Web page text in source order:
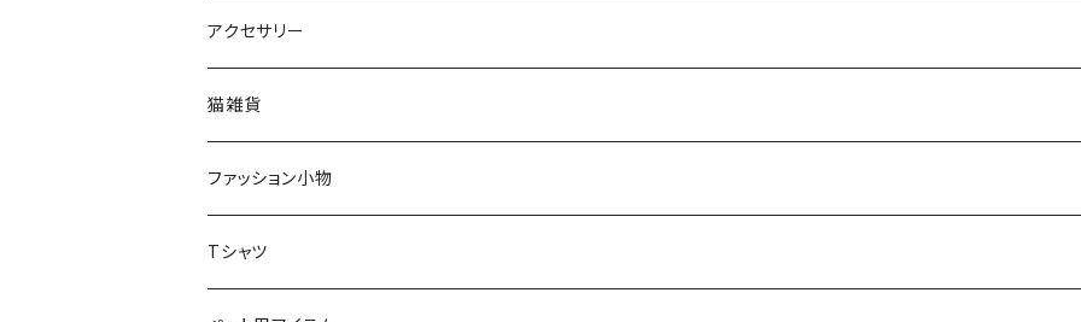
アクセサリー
猫アクセサリー
ネックレス
ブローチ
ブローチ
ネックレス
猫雑貨
インテリア
オブジェ
小物入れ
スマホケース
ファッション小物
スカーフ
Tシャツ